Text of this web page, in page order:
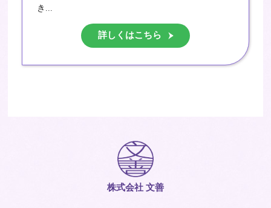
き...
詳しくはこちら
株式会社 文善